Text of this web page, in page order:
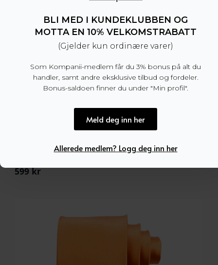
Marstrand Textile Belt Navy
599kr
BLI MED I KUNDEKLUBBEN OG
MOTTA EN 10% VELKOMSTRABATT
(Gjelder kun ordinære varer)
Som Kompanii-medlem får du 3% bonus på alt du
handler, samt andre eksklusive tilbud og fordeler.
Bonus-saldoen finner du under "Min profil".
Meld deg inn her
Allerede medlem? Logg deg inn her